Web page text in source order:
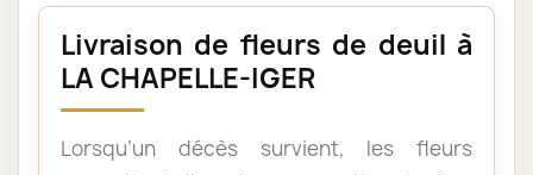
Livraison de fleurs de deuil à
LA CHAPELLE-IGER
Lorsqu’un décès survient, les fleurs